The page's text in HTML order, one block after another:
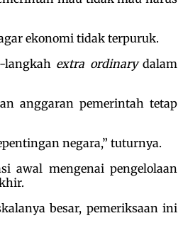
ekonomi tidak terpuruk.
langkah extra ordinarydalam
anggaran pemerintah tetap
negara,” tuturnya.
awal mengenai pengelolaan
besar, pemeriksaan ini